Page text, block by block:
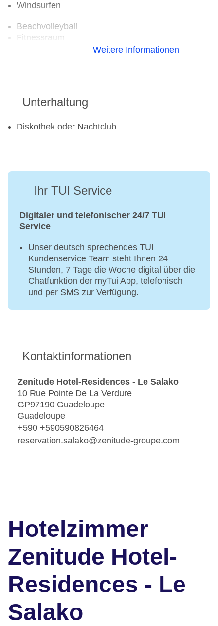
Windsurfen
Beachvolleyball
Fitnessraum
Weitere Informationen
Unterhaltung
Diskothek oder Nachtclub
Ihr TUI Service
Digitaler und telefonischer 24/7 TUI
Service
Unser deutsch sprechendes TUI
Kundenservice Team steht Ihnen 24
Stunden, 7 Tage die Woche digital über die
Chatfunktion der myTui App, telefonisch
und per SMS zur Verfügung.
Kontaktinformationen
Zenitude Hotel-Residences - Le Salako
10 Rue Pointe De La Verdure
GP97190 Guadeloupe
Guadeloupe
+590 +590590826464
reservation.salako@zenitude-groupe.com
Hotelzimmer
Zenitude Hotel-
Residences - Le
Salako